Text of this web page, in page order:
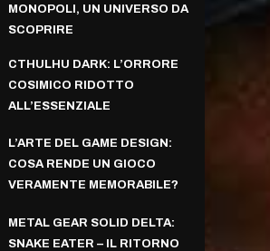
MONOPOLI, UN UNIVERSO DA
SCOPRIRE
CTHULHU DARK: L’ORRORE
COSIMICO RIDOTTO
ALL’ESSENZIALE
L’ARTE DEL GAME DESIGN:
COSA RENDE UN GIOCO
VERAMENTE MEMORABILE?
METAL GEAR SOLID DELTA:
SNAKE EATER – IL RITORNO